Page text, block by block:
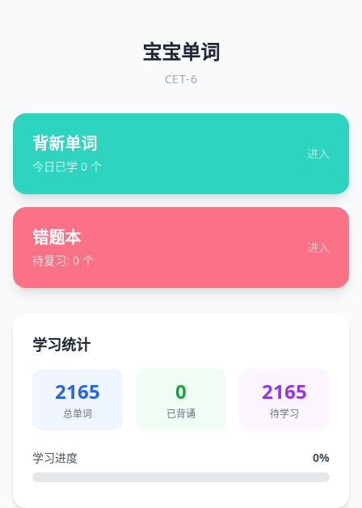
宝宝单词
CET-6
背新单词
今日已学 0 个
进入
错题本
待复习: 0 个
进入
学习统计
2165
总单词
0
已背诵
2165
待学习
学习进度 0%